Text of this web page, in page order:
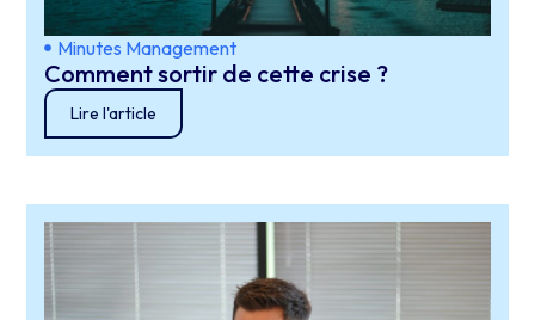
Minutes Management
Comment sortir de cette crise ?
Lire l'article